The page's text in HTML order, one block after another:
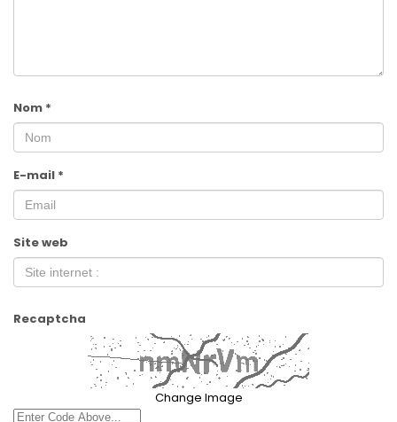
Nom *
E-mail *
Site web
Recaptcha
Change Image